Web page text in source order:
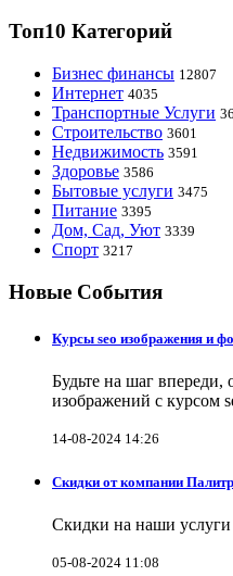
Топ10 Категорий
Бизнес финансы 12807
Интернет 4035
Транспортные Услуги
Строительство 3601
Недвижимость 3591
Здоровье 3586
Бытовые услуги 3475
Питание 3395
Дом, Сад, Уют 3339
Спорт 3217
Новые События
Курсы seo изображения и
Будьте на шаг
изображений с курсом
14-08-2024 14:26
Скидки от компании
Скидки на наши услуги
05-08-2024 11:08